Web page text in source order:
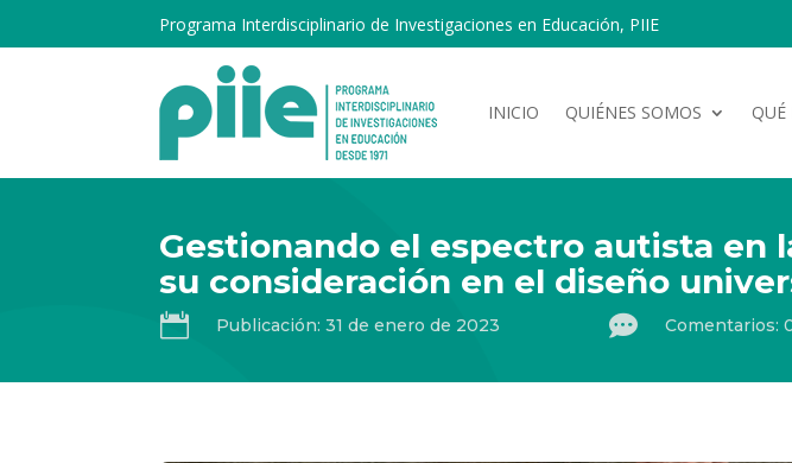
Programa Interdisciplinario de Investigaciones en Educación, PIIE
INICIO QUIÉNES SOMOS QUÉ
Gestionando el espectro autista en
su consideración en el diseño
 Publicación: 31 de enero de 2023  Comentarios: